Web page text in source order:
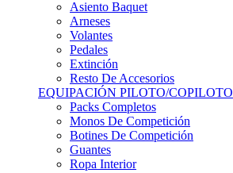
Asiento Baquet
Arneses
Volantes
Pedales
Extinción
Resto De Accesorios
EQUIPACIÓN PILOTO/COPILOTO
Packs Completos
Monos De Competición
Botines De Competición
Guantes
Ropa Interior